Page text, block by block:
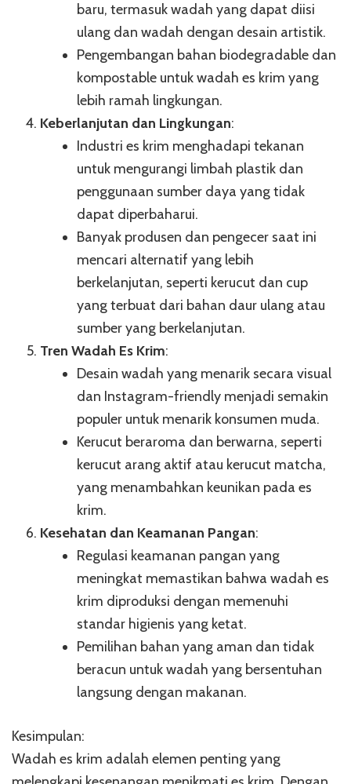
baru, termasuk wadah yang dapat diisi
ulang dan wadah dengan desain artistik.
Pengembangan bahan biodegradable dan
kompostable untuk wadah es krim yang
lebih ramah lingkungan.
Keberlanjutan dan Lingkungan:
Industri es krim menghadapi tekanan
untuk mengurangi limbah plastik dan
penggunaan sumber daya yang tidak
dapat diperbaharui.
Banyak produsen dan pengecer saat ini
mencari alternatif yang lebih
berkelanjutan, seperti kerucut dan cup
yang terbuat dari bahan daur ulang atau
sumber yang berkelanjutan.
Tren Wadah Es Krim:
Desain wadah yang menarik secara visual
dan Instagram-friendly menjadi semakin
populer untuk menarik konsumen muda.
Kerucut beraroma dan berwarna, seperti
kerucut arang aktif atau kerucut matcha,
yang menambahkan keunikan pada es
krim.
Kesehatan dan Keamanan Pangan:
Regulasi keamanan pangan yang
meningkat memastikan bahwa wadah es
krim diproduksi dengan memenuhi
standar higienis yang ketat.
Pemilihan bahan yang aman dan tidak
beracun untuk wadah yang bersentuhan
langsung dengan makanan.
Kesimpulan:
Wadah es krim adalah elemen penting yang